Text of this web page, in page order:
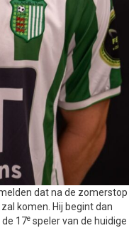
dat na de zomerstop
komen. Hij begint dan
17e speler van de huidige